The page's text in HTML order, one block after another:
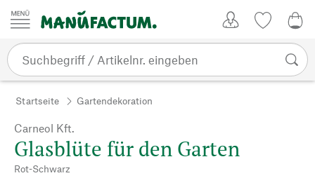
Zum Inhalt springen
Startseite Gartendekoration
Carneol Kft.
Glasblüte für den Garten
Rot-Schwarz